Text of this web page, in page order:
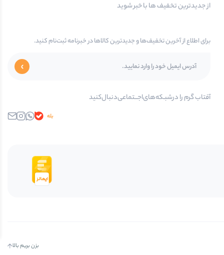
از جدیدترین تخفیف ها با خبر شوید
برای اطلاع از آخرین تخفیف‌ها و جدیدترین کالاها در خبرنامه ثبت‌نام کنید.
آفتاب گرم را در‌‌شبـکه‌های‌اجـــتماعی‌دنبال‌کنید
بلهواتساپ
اینستاگرامایمیل
بزن بریم بالا